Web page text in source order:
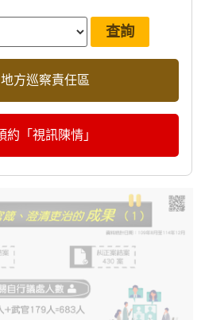
方巡察責任區
約「視訊陳情」